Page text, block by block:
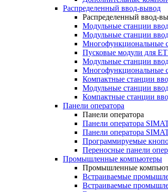
Распределенный ввод-вывод
Распределенный ввод-
Модульные станции
Модульные станции
Многофункциональные
Пусковые модули для ET
Модульные станции
Многофункциональные
Компактные станции
Модульные станции
Компактные станции
Панели оператора
Панели оператора
Панели оператора
Панели оператора
Программируемые
Переносные панели
Промышленные компьютеры
Промышленные
Встраиваемые
Встраиваемые